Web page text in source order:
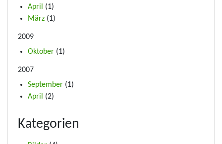
April
(1)
März (1)
2009
Oktober (1)
2007
September (1)
April
(2)
Kategorien